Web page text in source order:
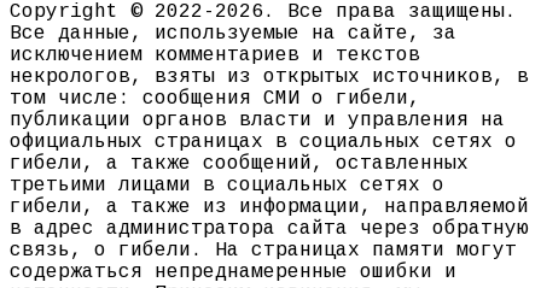
Copyright © 2022-2026. Все права защищены.
Все данные, используемые на сайте, за
исключением комментариев и текстов
некрологов, взяты из открытых источников, в
том числе: сообщения СМИ о гибели,
публикации органов власти и управления на
официальных страницах в социальных сетях о
гибели, а также сообщений, оставленных
третьими лицами в социальных сетях о
гибели, а также из информации, направляемой
в адрес администратора сайта через обратную
связь, о гибели. На страницах памяти могут
содержаться непреднамеренные ошибки и